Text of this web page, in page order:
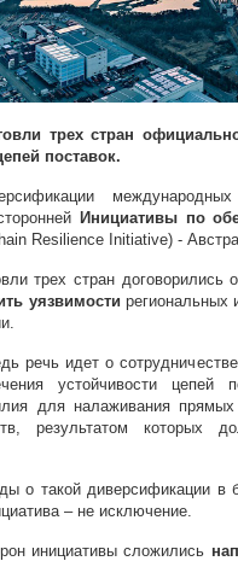
трех стран
поставок.
Инициативы по
Resilience Initiative) -
трех стран договорились
уязвимости региональных
речь идет о
устойчивости цепей
для налаживания
результатом которых
о такой диверсификации в
– не исключение.
инициативы сложились